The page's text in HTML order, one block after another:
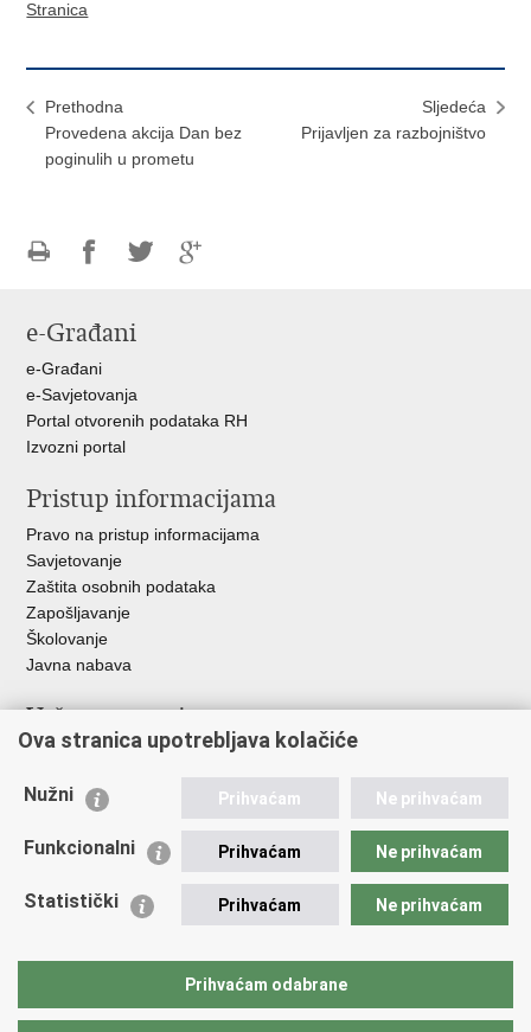
Stranica
Prethodna
Provedena akcija Dan bez
poginulih u prometu
Sljedeća
Prijavljen za razbojništvo
FacebookuTwitteru
e-Građani
e-Građani
e-Savjetovanja
Portal otvorenih podataka RH
Izvozni portal
Pristup informacijama
Pravo na pristup informacijama
Savjetovanje
Zaštita osobnih podataka
Zapošljavanje
Školovanje
Javna nabava
Važne poveznice
Ministarstvo unutarnjih poslova
Udruge
Policijska akademija
Zaklada policijske solidarnosti
Vučetić"
Ova stranica upotrebljava kolačiće
Nužni Prihvaćam Ne prihvaćam
Funkcionalni Prihvaćam Ne prihvaćam
Statistički Prihvaćam Ne prihvaćam
Prihvaćam odabrane